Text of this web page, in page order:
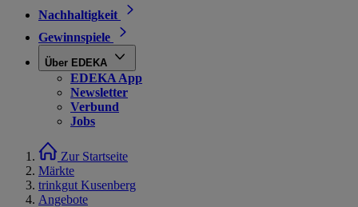
Nachhaltigkeit
Gewinnspiele
Über EDEKA
EDEKA App
Newsletter
Verbund
Jobs
Zur Startseite
Märkte
trinkgut Kusenberg
Angebote